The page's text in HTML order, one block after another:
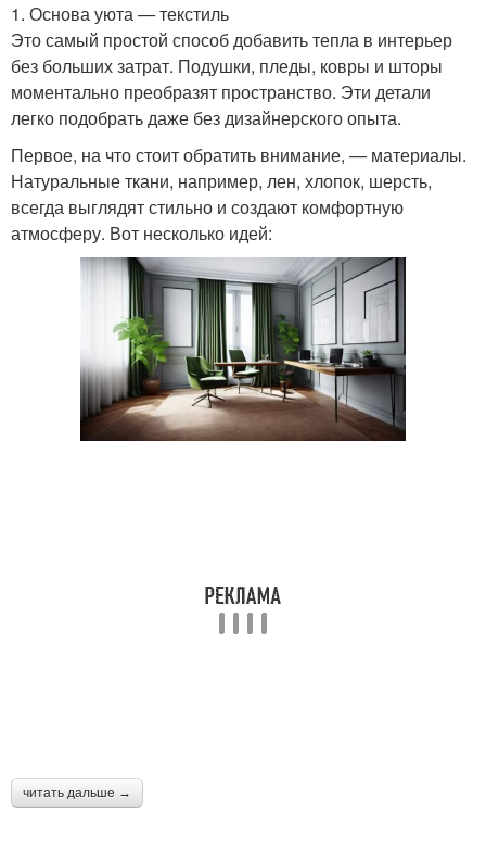
1. Основа уюта — текстиль
Это самый простой способ добавить тепла в интерьер
без больших затрат. Подушки, пледы, ковры и шторы
моментально преобразят пространство. Эти детали
легко подобрать даже без дизайнерского опыта.
Первое, на что стоит обратить внимание, — материалы.
Натуральные ткани, например, лен, хлопок, шерсть,
всегда выглядят стильно и создают комфортную
атмосферу. Вот несколько идей:
читать дальше →